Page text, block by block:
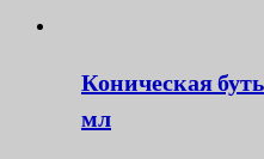
Коническая
мл